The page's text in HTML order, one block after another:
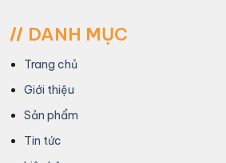
DANH MỤC
Trang chủ
Giới thiệu
Sản phẩm
Tin tức